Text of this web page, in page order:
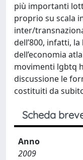
più importanti
proprio su scala
inter/
dell’800, infatti,
dell’economia
movimenti lgbtq
discussione le
costituiti da
Scheda
Anno
2009